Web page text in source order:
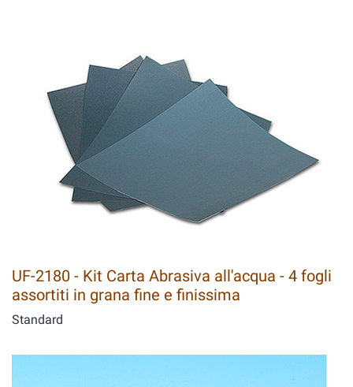
UF-2180 - Kit Carta Abrasiva all'acqua - 4 fogli
assortiti in grana fine e finissima
Standard